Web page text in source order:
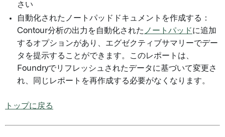
さい
自動化されたノートパッドドキュメントを作成する：
Contour分析の出力を自動化された ノートパッドに追加
するオプションがあり、エグゼクティブサマリーでデー
タを提示することができます。このレポートは、
Foundryでリフレッシュされたデータに基づいて変更さ
れ、同じレポートを再作成する必要がなくなります。
トップに戻る